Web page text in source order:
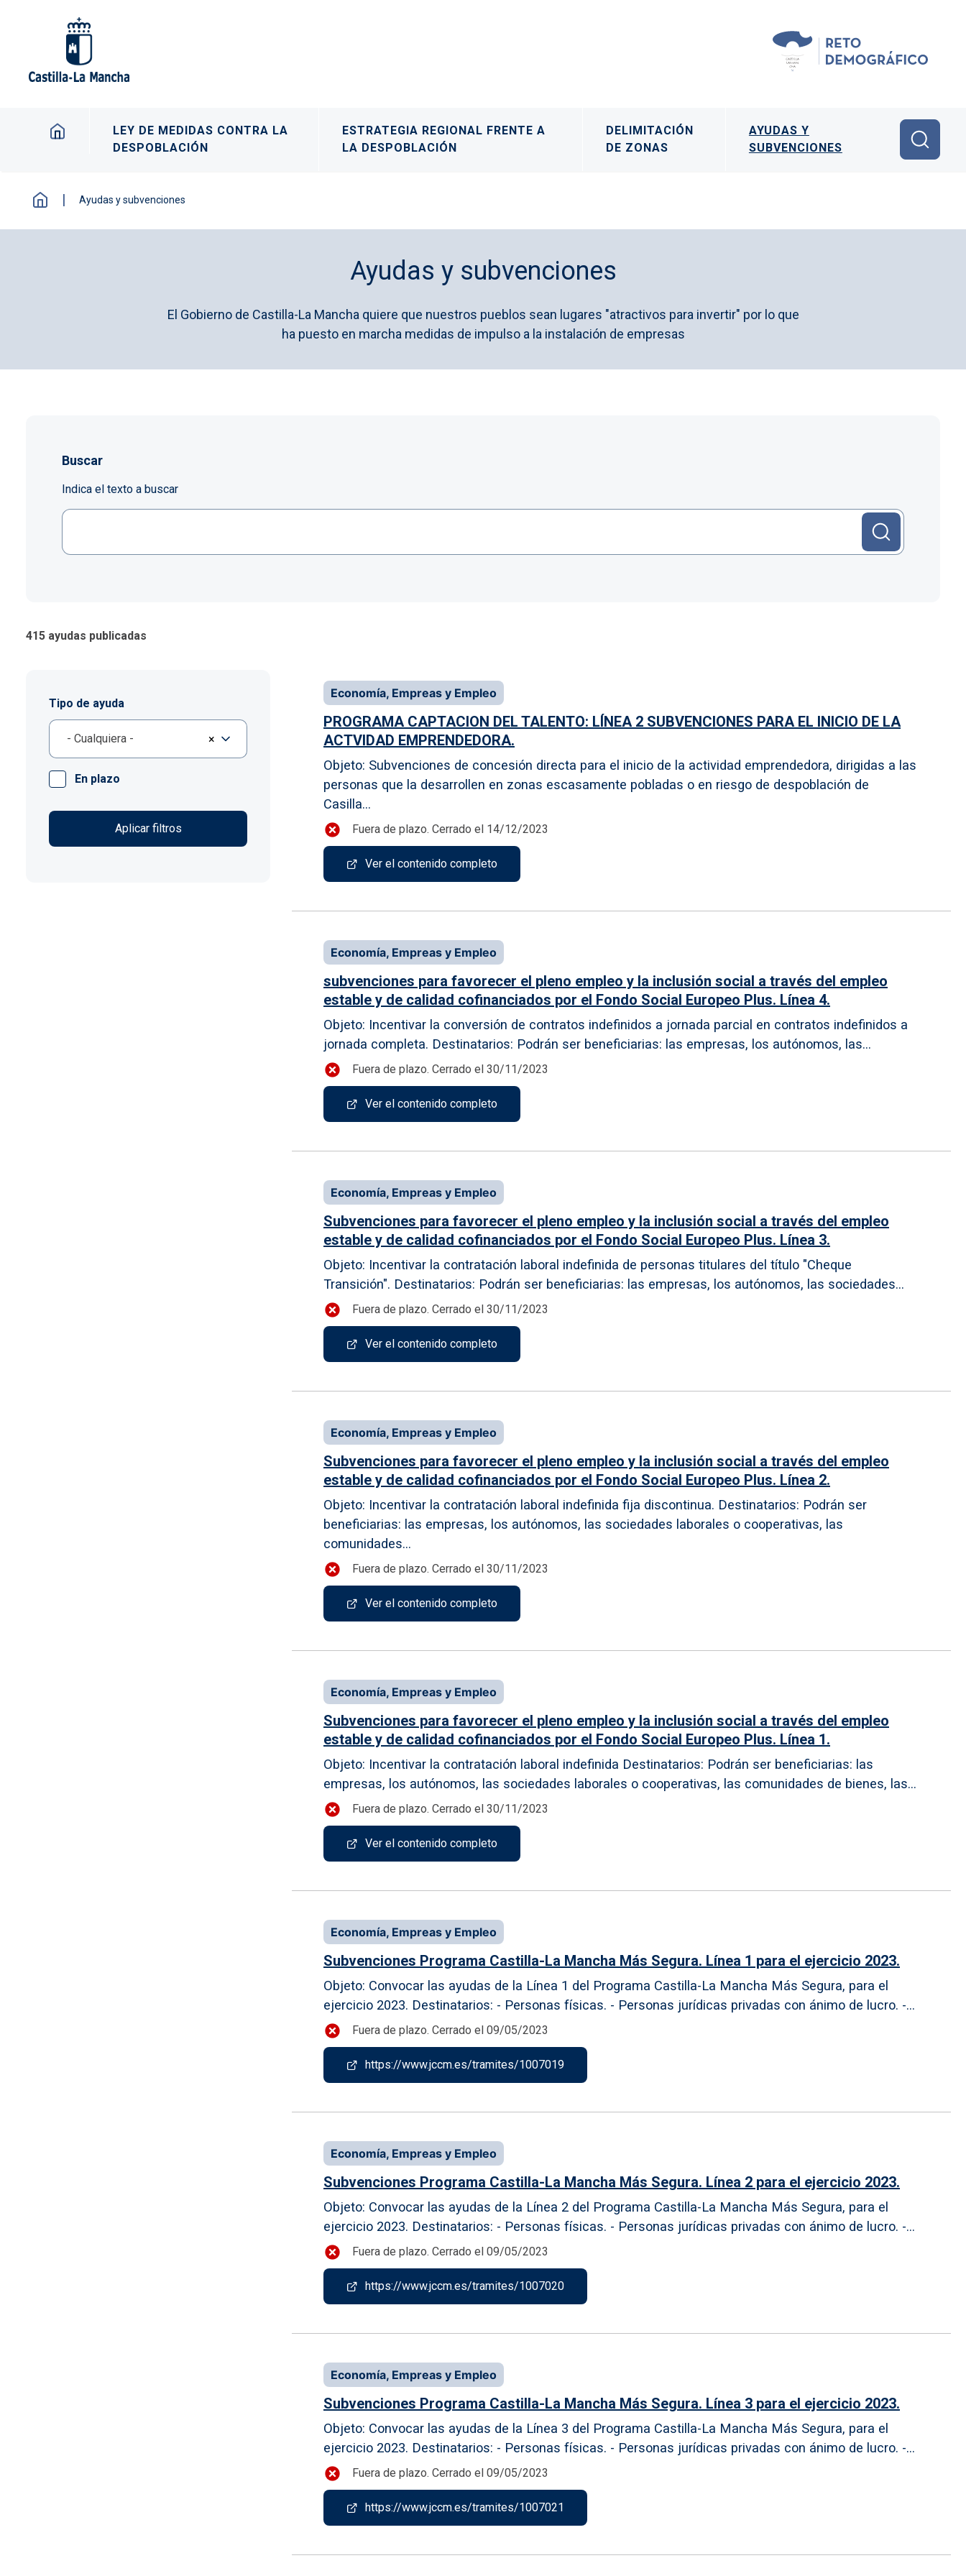
Navegación principal
LEY DE MEDIDAS CONTRA LA
DESPOBLACIÓN
ESTRATEGIA REGIONAL FRENTE A
LA DESPOBLACIÓN
DELIMITACIÓN
DE ZONAS
AYUDAS Y
SUBVENCIONES
Ayudas y subvenciones
Ayudas y subvenciones
El Gobierno de Castilla-La Mancha quiere que nuestros pueblos sean lugares "atractivos para invertir" por lo que
ha puesto en marcha medidas de impulso a la instalación de empresas
Buscar
Indica el texto a buscar
415 ayudas publicadas
Tipo de ayuda
×
- Cualquiera -
En plazo
Economía, Empreas y Empleo
PROGRAMA CAPTACION DEL TALENTO: LÍNEA 2 SUBVENCIONES PARA EL INICIO DE LA
ACTVIDAD EMPRENDEDORA.
Objeto: Subvenciones de concesión directa para el inicio de la actividad emprendedora, dirigidas a las
personas que la desarrollen en zonas escasamente pobladas o en riesgo de despoblación de
Casilla...
Fuera de plazo. Cerrado el 14/12/2023
Ver el contenido completo
Economía, Empreas y Empleo
subvenciones para favorecer el pleno empleo y la inclusión social a través del empleo
estable y de calidad cofinanciados por el Fondo Social Europeo Plus. Línea 4.
Objeto: Incentivar la conversión de contratos indefinidos a jornada parcial en contratos indefinidos a
jornada completa. Destinatarios: Podrán ser beneficiarias: las empresas, los autónomos, las...
Fuera de plazo. Cerrado el 30/11/2023
Ver el contenido completo
Economía, Empreas y Empleo
Subvenciones para favorecer el pleno empleo y la inclusión social a través del empleo
estable y de calidad cofinanciados por el Fondo Social Europeo Plus. Línea 3.
Objeto: Incentivar la contratación laboral indefinida de personas titulares del título "Cheque
Transición". Destinatarios: Podrán ser beneficiarias: las empresas, los autónomos, las sociedades...
Fuera de plazo. Cerrado el 30/11/2023
Ver el contenido completo
Economía, Empreas y Empleo
Subvenciones para favorecer el pleno empleo y la inclusión social a través del empleo
estable y de calidad cofinanciados por el Fondo Social Europeo Plus. Línea 2.
Objeto: Incentivar la contratación laboral indefinida fija discontinua. Destinatarios: Podrán ser
beneficiarias: las empresas, los autónomos, las sociedades laborales o cooperativas, las
comunidades...
Fuera de plazo. Cerrado el 30/11/2023
Ver el contenido completo
Economía, Empreas y Empleo
Subvenciones para favorecer el pleno empleo y la inclusión social a través del empleo
estable y de calidad cofinanciados por el Fondo Social Europeo Plus. Línea 1.
Objeto: Incentivar la contratación laboral indefinida Destinatarios: Podrán ser beneficiarias: las
empresas, los autónomos, las sociedades laborales o cooperativas, las comunidades de bienes, las...
Fuera de plazo. Cerrado el 30/11/2023
Ver el contenido completo
Economía, Empreas y Empleo
Subvenciones Programa Castilla-La Mancha Más Segura. Línea 1 para el ejercicio 2023.
Objeto: Convocar las ayudas de la Línea 1 del Programa Castilla-La Mancha Más Segura, para el
ejercicio 2023. Destinatarios: - Personas físicas. - Personas jurídicas privadas con ánimo de lucro. -...
Fuera de plazo. Cerrado el 09/05/2023
https://www.jccm.es/tramites/1007019
Economía, Empreas y Empleo
Subvenciones Programa Castilla-La Mancha Más Segura. Línea 2 para el ejercicio 2023.
Objeto: Convocar las ayudas de la Línea 2 del Programa Castilla-La Mancha Más Segura, para el
ejercicio 2023. Destinatarios: - Personas físicas. - Personas jurídicas privadas con ánimo de lucro. -...
Fuera de plazo. Cerrado el 09/05/2023
https://www.jccm.es/tramites/1007020
Economía, Empreas y Empleo
Subvenciones Programa Castilla-La Mancha Más Segura. Línea 3 para el ejercicio 2023.
Objeto: Convocar las ayudas de la Línea 3 del Programa Castilla-La Mancha Más Segura, para el
ejercicio 2023. Destinatarios: - Personas físicas. - Personas jurídicas privadas con ánimo de lucro. -...
Fuera de plazo. Cerrado el 09/05/2023
https://www.jccm.es/tramites/1007021